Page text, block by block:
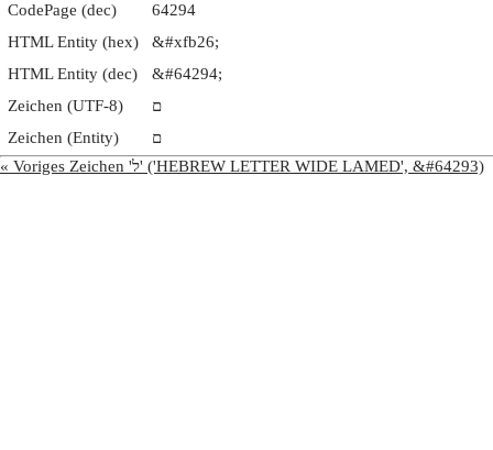
CodePage (dec)
64294
HTML Entity (hex)
&#xfb26;
HTML Entity (dec)
&#64294;
Zeichen (UTF-8)
ﬦ
Zeichen (Entity)
ﬦ
« Voriges Zeichen 'ﬥ' ('HEBREW LETTER WIDE LAMED', &#64293)